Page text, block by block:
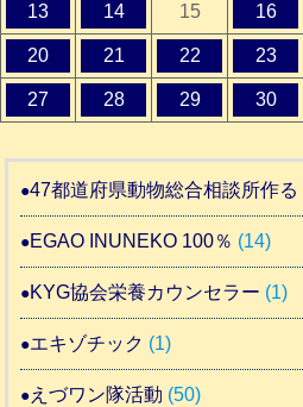
13 14 15 16
20 21 22 23
27 28 29 30
47都道府県動物総合相談所作る
EGAO INUNEKO 100％ (14)
KYG協会栄養カウンセラー (1)
エキゾチック (1)
えづワン隊活動 (50)